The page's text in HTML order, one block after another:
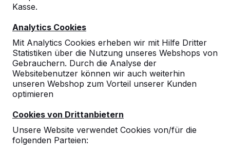
Kasse.
Analytics Cookies
Mit Analytics Cookies erheben wir mit Hilfe Dritter
Statistiken über die Nutzung unseres Webshops von
Gebrauchern. Durch die Analyse der
Websitebenutzer können wir auch weiterhin
unseren Webshop zum Vorteil unserer Kunden
optimieren
Cookies von Drittanbietern
Unsere Website verwendet Cookies von/für die
folgenden Parteien:
Sie jederzeit Angebote abgeben und Bestellungen
oder beantwortet. Unsere nächsten Lieferungen
erfolgen innerhalb von 4 Wochen ab KW 35.
Wir sind ab Montag, 23. August, telefonisch
erreichbar.